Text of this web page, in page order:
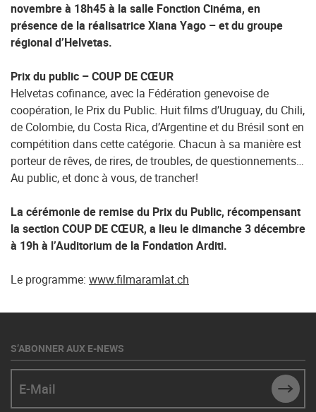
novembre à 18h45 à la salle Fonction Cinéma, en
présence de la réalisatrice Xiana Yago – et du groupe
régional d’Helvetas.
Prix du public – COUP DE CŒUR
Helvetas cofinance, avec la Fédération genevoise de
coopération, le Prix du Public. Huit films d’Uruguay, du Chili,
de Colombie, du Costa Rica, d’Argentine et du Brésil sont en
compétition dans cette catégorie. Chacun à sa manière est
porteur de rêves, de rires, de troubles, de questionnements…
Au public, et donc à vous, de trancher!
La cérémonie de remise du Prix du Public, récompensant
la section COUP DE CŒUR, a lieu le dimanche 3 décembre
à 19h à l’Auditorium de la Fondation Arditi.
Le programme: www.filmaramlat.ch
S’ABONNER AUX E-NEWS